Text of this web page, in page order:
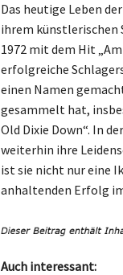
Das heutige Leben
ihrem künstlerischen
1972 mit dem Hit
erfolgreiche
einen Namen
gesammelt hat,
Old Dixie Down“. In
weiterhin ihre
ist sie nicht nur eine
anhaltenden Erfolg
Auch interessant: